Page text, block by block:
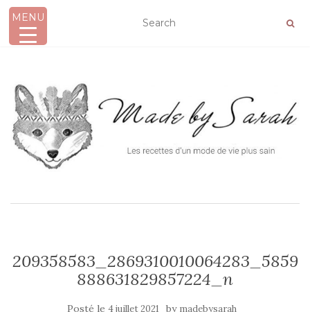
MENU
AFFICHER/MASQUER LA NAVIGATION
209358583_2869310010064283_5859
888631829857224_n
Posté le 4 juillet 2021 by madebysarah